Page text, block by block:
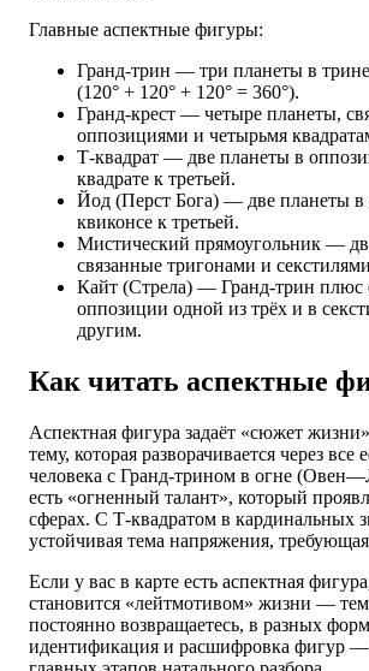
Главные аспектные фигуры:
Гранд-трин — три планеты в
(120° + 120° + 120° = 360°).
Гранд-крест — четыре планеты,
оппозициями и четырьмя
Т-квадрат — две планеты в
квадрате к третьей.
Йод (Перст Бога) — две планеты в
квиконсе к третьей.
Мистический прямоугольник —
связанные тригонами и
Кайт (Стрела) — Гранд-трин плюс
оппозиции одной из трёх и в
другим.
Как читать аспектные
Аспектная фигура задаёт «сюжет
тему, которая разворачивается через все
человека с Гранд-трином в огне
есть «огненный талант», который
сферах. С Т-квадратом в кардинальных
устойчивая тема напряжения,
Если у вас в карте есть аспектная
становится «лейтмотивом» жизни —
постоянно возвращаетесь, в разных
идентификация и расшифровка фигур